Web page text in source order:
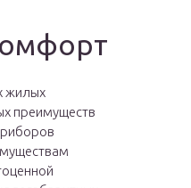
жилых
преимуществ